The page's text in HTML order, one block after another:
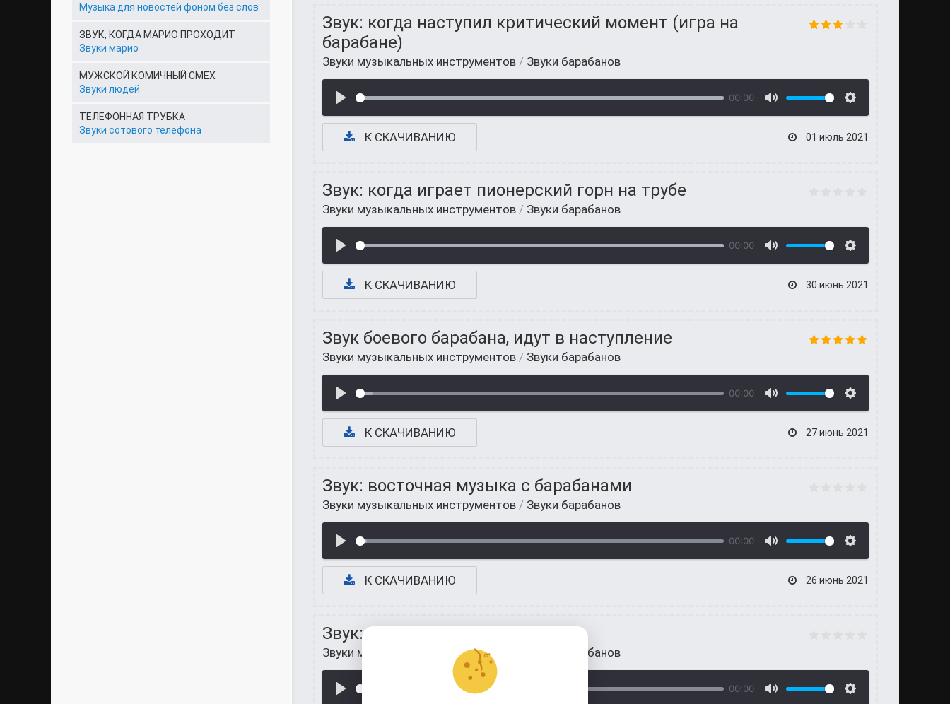
Звук: когда наступил критический момент (игра на
барабане)
Звуки музыкальных инструментов / Звуки барабанов
00:00
К СКАЧИВАНИЮ 01 июль 2021
Звук: когда играет пионерский горн на трубе
Звуки музыкальных инструментов / Звуки барабанов
00:00
К СКАЧИВАНИЮ 30 июнь 2021
Звук боевого барабана, идут в наступление
Звуки музыкальных инструментов / Звуки барабанов
00:00
К СКАЧИВАНИЮ 27 июнь 2021
Звук: восточная музыка с барабанами
Звуки музыкальных инструментов / Звуки барабанов
00:00
К СКАЧИВАНИЮ 26 июнь 2021
Звук: быстрая игра на барабане
Звуки музыкальных инструментов Звуки барабанов
00:00
Музыка для новостей фоном без слов
ЗВУК, КОГДА МАРИО ПРОХОДИТ
Звуки марио
МУЖСКОЙ КОМИЧНЫЙ СМЕХ
Звуки людей
ТЕЛЕФОННАЯ ТРУБКА
Звуки сотового телефона